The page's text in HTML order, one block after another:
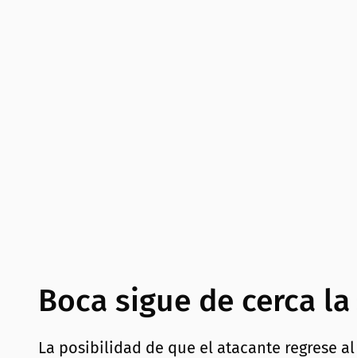
Boca sigue de cerca
La posibilidad de que el atacante regrese